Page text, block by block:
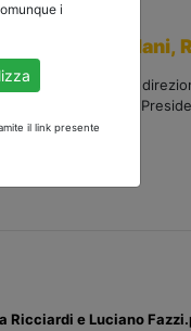
Marco
presenterà alla
la Vice
Ricciardi e Luciano
i
il link presente